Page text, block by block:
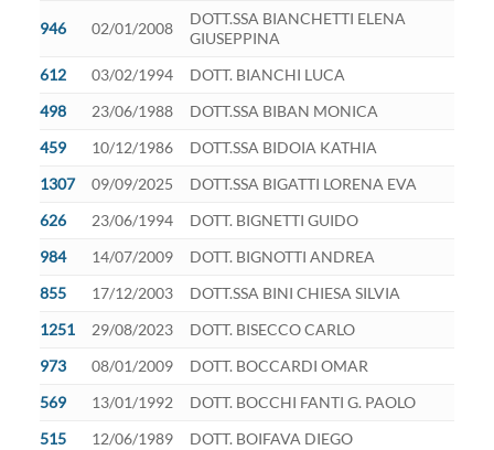
946 02/01/2008
DOTT.SSA BIANCHETTI ELENA
GIUSEPPINA
612
03/02/1994
DOTT. BIANCHI LUCA
498
23/06/1988
DOTT.SSA BIBAN MONICA
459
10/12/1986
DOTT.SSA BIDOIA KATHIA
1307
09/09/2025
DOTT.SSA BIGATTI LORENA EVA
626
23/06/1994
DOTT. BIGNETTI GUIDO
984
14/07/2009
DOTT. BIGNOTTI ANDREA
855
17/12/2003
DOTT.SSA BINI CHIESA SILVIA
1251
29/08/2023
DOTT. BISECCO CARLO
973
08/01/2009
DOTT. BOCCARDI OMAR
569
13/01/1992
DOTT. BOCCHI FANTI G. PAOLO
515
12/06/1989
DOTT. BOIFAVA DIEGO